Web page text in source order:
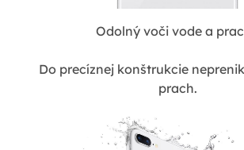
Odolný voči vode a
Do precíznej konštrukcie
prach.